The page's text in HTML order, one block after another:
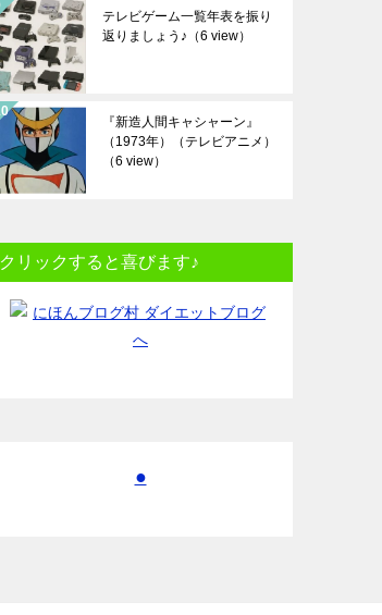
テレビゲーム一覧年表を振り
返りましょう♪ （6 view）
『新造人間キャシャーン』
（1973年）（テレビアニメ）
（6 view）
クリックすると喜びます♪
●